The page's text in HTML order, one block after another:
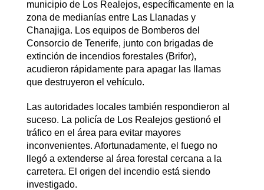
municipio de Los Realejos, específicamente en la
zona de medianías entre Las Llanadas y
Chanajiga. Los equipos de Bomberos del
Consorcio de Tenerife, junto con brigadas de
extinción de incendios forestales (Brifor),
acudieron rápidamente para apagar las llamas
que destruyeron el vehículo.
Las autoridades locales también respondieron al
suceso. La policía de Los Realejos gestionó el
tráfico en el área para evitar mayores
inconvenientes. Afortunadamente, el fuego no
llegó a extenderse al área forestal cercana a la
carretera. El origen del incendio está siendo
investigado.